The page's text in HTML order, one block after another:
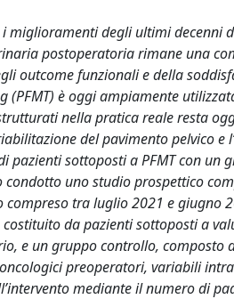
miglioramenti degli ultimi decenni
postoperatoria rimane una
outcome funzionali e della
(PFMT) è oggi ampiamente
nella pratica reale resta
del pavimento pelvico
pazienti sottoposti a PFMT con
condotto uno studio prospettico
tra luglio 2021 e giugno
costituito da pazienti sottoposti a
e un gruppo controllo,
preoperatori, variabili
mediante il numero di